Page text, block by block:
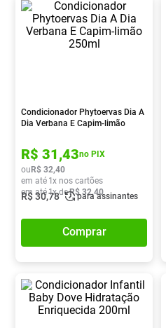
Condicionador Phytoervas Dia A
Dia Verbana E Capim-limão
R$ 31,43no PIX
ouR$ 32,40
em até 1x nos cartões
em até1x deR$ 32,40
R$30,78 para assinantes
Comprar
6º Desodorante
7º Shampoo
10 Soro Fisiológico